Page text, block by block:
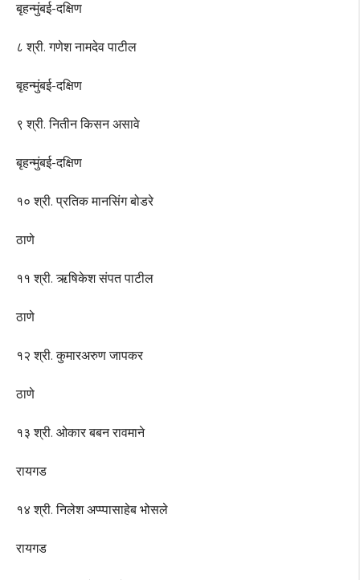
बृहन्मुंबई-दक्षिण
८ श्री. गणेश नामदेव पाटील
बृहन्मुंबई-दक्षिण
९ श्री. नितीन किसन असावे
बृहन्मुंबई-दक्षिण
१० श्री. प्रतिक मानसिंग बोडरे
ठाणे
११ श्री. ऋषिकेश संपत पाटील
ठाणे
१२ श्री. कुमारअरुण जापकर
ठाणे
१३ श्री. ओकार बबन रावमाने
रायगड
१४ श्री. निलेश अप्प्पासाहेब भोसले
रायगड